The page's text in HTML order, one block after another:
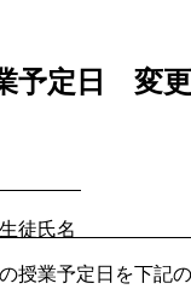
予定日 変
号
生
日を下記のよ